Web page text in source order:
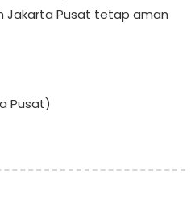
Jakarta Pusat tetap aman
Pusat)